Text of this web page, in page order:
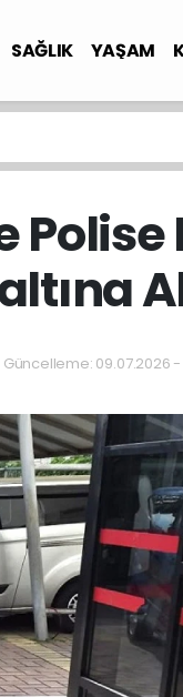
SAĞLIK YAŞAM
Güncelleme: 09.07.2026 -